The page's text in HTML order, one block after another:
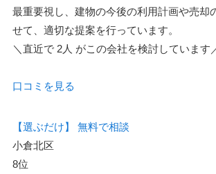
最重要視し、建物の今後の利用計画や売却
せて、適切な提案を行っています。
＼直近で 2人 がこの会社を検討しています
口コミを見る
【選ぶだけ】
無料で相談
小倉北区
8位